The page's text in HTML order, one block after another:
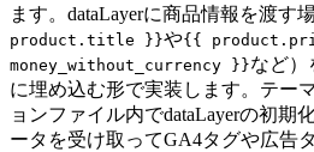
ます。dataLayerに商品情報を渡す
product.title }}や{{
money_without_currency }}など）
に埋め込む形で実装します。テー
ョンファイル内でdataLayerの初期
ータを受け取ってGA4タグや広告